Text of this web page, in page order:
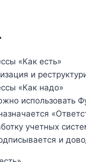
«Как есть»
и
«Как надо»
использовать
учетных
и